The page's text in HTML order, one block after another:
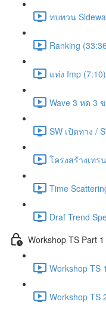
ทบทวน
Ranking
แท่ง Imp (7:10)
Wave 3 หด 3
SW เปิดทาง /
โครงสร้างเทร
Time
Draf Trend
Workshop TS Part 1
Workshop TS
Workshop TS